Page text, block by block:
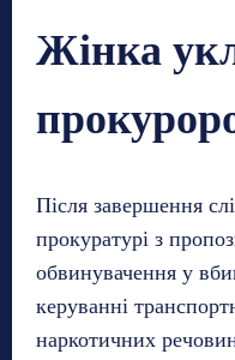
Жінка
Після завершення
прокуратурі з
обвинувачення у
керуванні
наркотичних